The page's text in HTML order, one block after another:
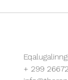
+ 299